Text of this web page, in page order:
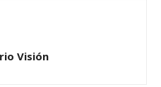
Visión